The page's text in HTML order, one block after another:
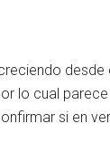
lo cual
si en